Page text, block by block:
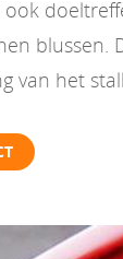
ook
blussen.
van het